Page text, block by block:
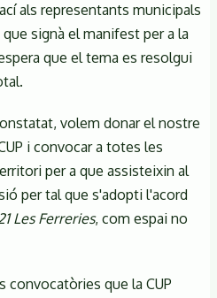
als representants municipals
signà el manifest per a la
que el tema es resolgui
volem donar el nostre
i convocar a totes les
per a que assisteixin al
per tal que s'adopti l'acord
Les Ferreries, com espai no
convocatòries que la CUP